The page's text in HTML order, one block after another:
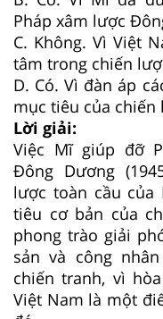
Pháp xâm lược
C. Không. Vì Việt
tâm trong chiến
D. Có. Vì đàn áp
mục tiêu của chiến
Lời giải:
Việc Mĩ giúp đỡ
Đông Dương
lược toàn cầu
tiêu cơ bản của
phong trào giải
sản và công
chiến tranh, vì
Việt Nam là một